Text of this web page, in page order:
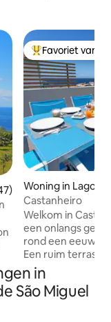
beoordeling van
Topfavoriet van
Favoriet van
Woning in Lagoa
Castanheiro
Welkom in Castanheiro.
een onlangs
rond een
Een ruim terras
uitzicht op de baai
gunstig gelegen in Lagoa en op
minuten
in
São Miguel